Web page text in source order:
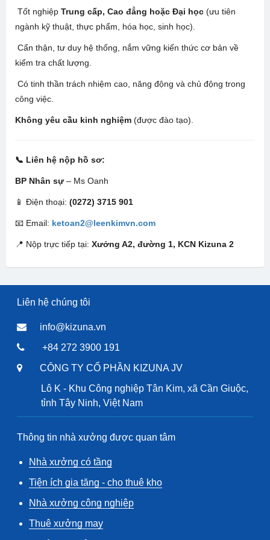
Tốt nghiệp Trung cấp, Cao đẳng hoặc Đại học (ưu tiên
ngành kỹ thuật, thực phẩm, hóa học, sinh học).
Cẩn thận, tư duy hệ thống, nắm vững kiến thức cơ bản về
kiểm tra chất lượng.
Có tinh thần trách nhiệm cao, năng động và chủ động trong
công việc.
Không yêu cầu kinh nghiệm (được đào tạo).
📞 Liên hệ nộp hồ sơ:
BP Nhân sự– Ms Oanh
📱 Điện thoại: (0272) 3715 901
📧 Email: ketoan2@leenkimvn.com
📍 Nộp trực tiếp tại: Xưởng A2, đường 1, KCN Kizuna 2
Liên hệ chúng tôi
info@kizuna.vn
+84 272 3900 191
CÔNG TY CỔ PHẦN KIZUNA JV
Lô K - Khu Công nghiệp Tân Kim, xã Cần Giuộc,
tỉnh Tây Ninh, Việt Nam
Thông tin nhà xưởng được quan tâm
Nhà xưởng có tầng
Tiện ích gia tăng - cho thuê kho
Nhà xưởng công nghiệp
Thuê xưởng may